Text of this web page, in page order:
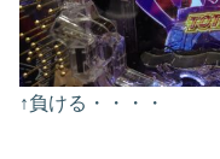
↑負ける・・・・